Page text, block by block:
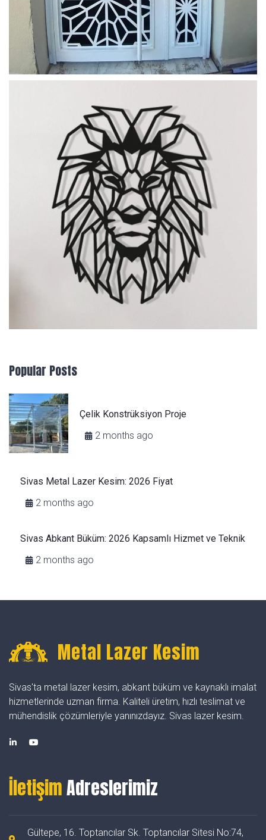
Popular Posts
Çelik Konstrüksiyon Proje
2 months ago
Sivas Metal Lazer Kesim: 2026 Fiyat
2 months ago
Sivas Abkant Büküm: 2026 Kapsamlı Hizmet ve Teknik
2 months ago
Metal Lazer Kesim
Sivas'ta metal lazer kesim, abkant büküm ve kaynaklı imalat
hizmetlerinde uzman firma. Kaliteli üretim, hızlı teslimat ve
mühendislik çözümleriyle yanınızdayız. Sivas lazer kesim.
İletişimAdreslerimiz
Gültepe, 16. Toptancılar Sk. Toptancılar Sitesi No:74,